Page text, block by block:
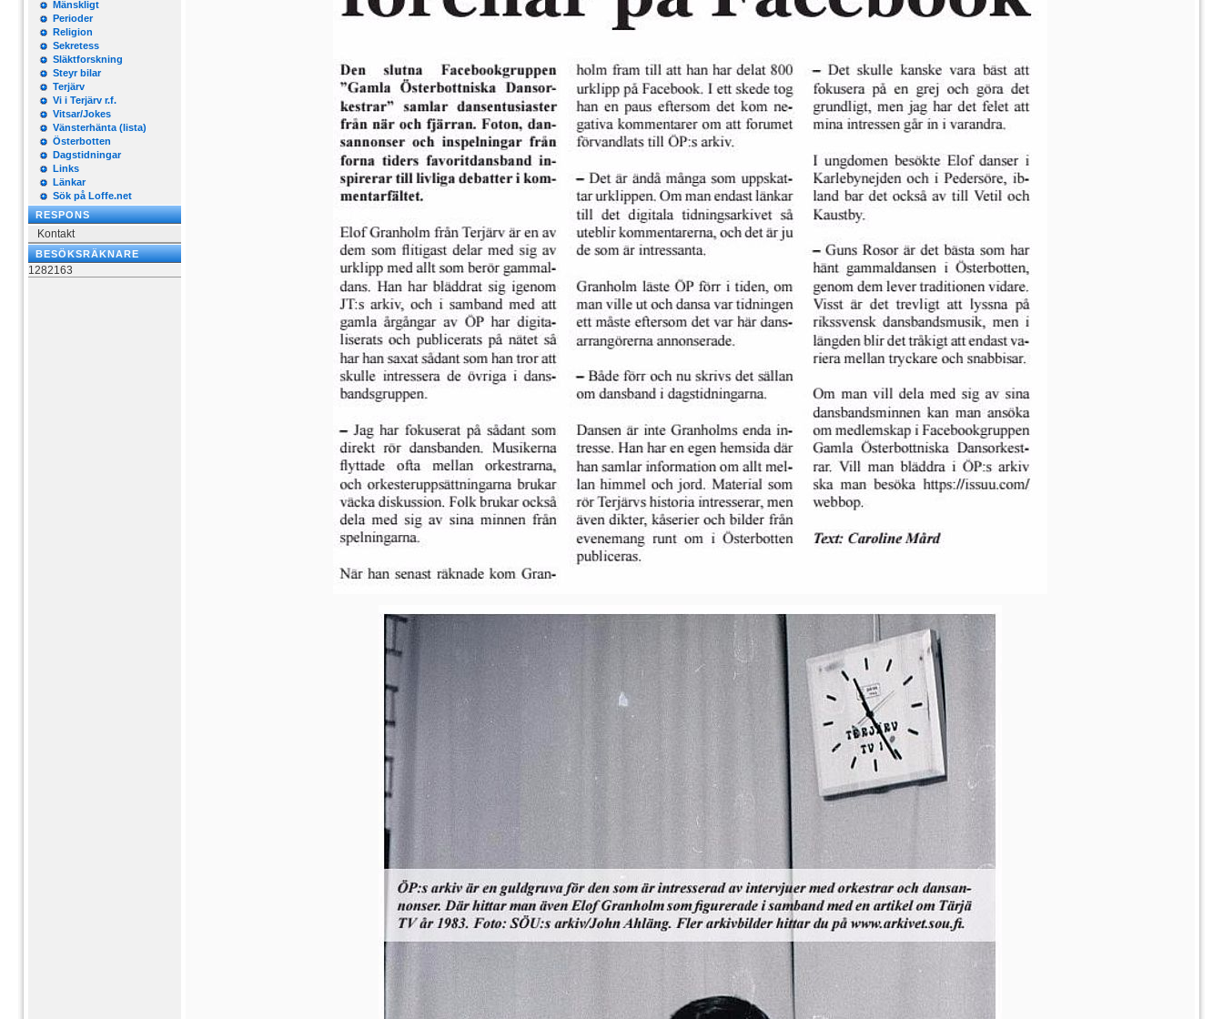
Mänskligt
Perioder
Religion
Sekretess
Släktforskning
Steyr bilar
Terjärv
Vi i Terjärv r.f.
Vitsar/Jokes
Vänsterhänta (lista)
Österbotten
Dagstidningar
Links
Länkar
Sök på Loffe.net
RESPONS
Kontakt
BESÖKSRÄKNARE
1282163